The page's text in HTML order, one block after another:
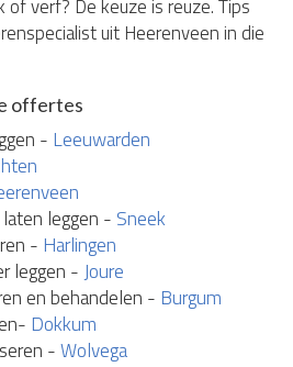
verf? De keuze is reuze. Tips
uit Heerenveen in die
offertes
- Leeuwarden
leggen - Sneek
- Harlingen
leggen -Joure
en behandelen - Burgum
Dokkum
-Wolvega